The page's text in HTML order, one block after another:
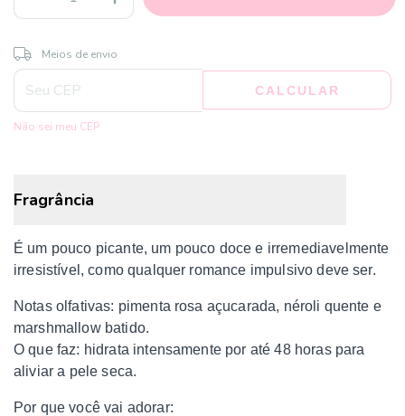
Entregas para o CEP:
Meios de envio
CALCULAR
Não sei meu CEP
Fragrância
É um pouco picante, um pouco doce e irremediavelmente
irresistível, como qualquer romance impulsivo deve ser.
Notas olfativas: pimenta rosa açucarada, néroli quente e
marshmallow batido.
O que faz: hidrata intensamente por até 48 horas para
aliviar a pele seca.
Por que você vai adorar: